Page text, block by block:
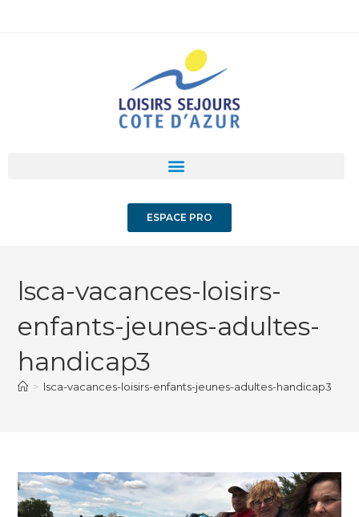
ESPACE PRO
lsca-vacances-loisirs-
enfants-jeunes-adultes-
handicap3
> lsca-vacances-loisirs-enfants-jeunes-adultes-handicap3